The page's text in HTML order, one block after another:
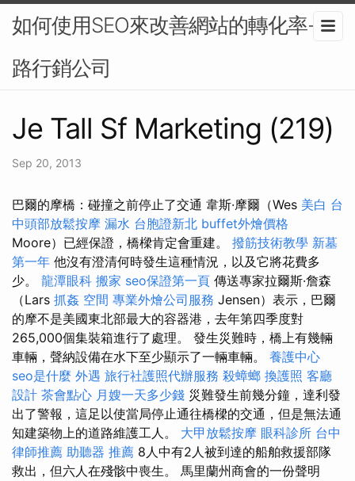
如何使用SEO來改善網站的轉化率-網
路行銷公司
Je Tall Sf Marketing (219)
Sep 20, 2013
巴爾的摩橋：碰撞之前停止了交通 韋斯·摩爾（Wes 美白 台
中頭部放鬆按摩 漏水 台胞證新北 buffet外燴價格
Moore）已經保證，橋樑肯定會重建。 撥筋技術教學 新墓
第一年 他沒有澄清何時發生這種情況，以及它將花費多
少。 龍潭眼科 搬家 seo保證第一頁 傳送專家拉爾斯·詹森
（Lars 抓姦 空間 專業外燴公司服務 Jensen）表示，巴爾
的摩不是美國東北部最大的容器港，去年第四季度對
265,000個集裝箱進行了處理。 發生災難時，橋上有幾輛
車輛，聲納設備在水下至少顯示了一輛車輛。 養護中心
seo是什麼 外遇 旅行社護照代辦服務 殺蟑螂 換護照 客廳
設計 茶會點心 月嫂一天多少錢 災難發生前幾分鐘，達利發
出了警報，這足以使當局停止通往橋樑的交通，但是無法通
知建築物上的道路維護工人。 大甲放鬆按摩 眼科診所 台中
律師推薦 助聽器 推薦 8人中有2人被到達的船舶救援部隊
救出，但六人在殘骸中喪生。 馬里蘭州商會的一份聲明